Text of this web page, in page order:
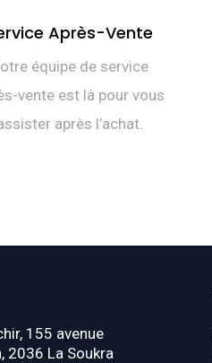
Après-Vente
équipe de service
vente est là pour vous
après l’achat.
155 avenue
2036 La Soukra